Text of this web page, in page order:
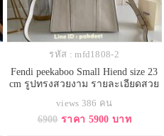
รหัส : mfd1808-2
Fendi peekaboo Small Hiend size 23
cm รูปทรงสวยงาม รายละเอียดสวย
views 386 คน
6900 ราคา 5900 บาท